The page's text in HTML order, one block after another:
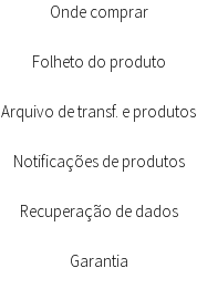
Onde comprar
Folheto do produto
Arquivo de transf. e produtos
Notificações de produtos
Recuperação de dados
Garantia